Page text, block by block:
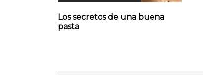
Los secretos de una buena
pasta